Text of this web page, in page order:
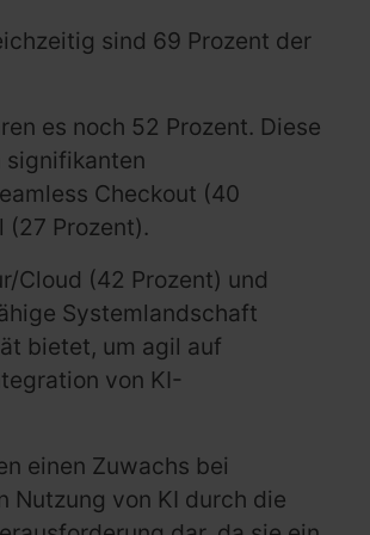
sind 69 Prozent der
es noch 52 Prozent. Diese
signifikanten
Checkout (40
(27 Prozent).
Cloud (42 Prozent) und
Systemlandschaft
bietet, um agil auf
von KI-
einen Zuwachs bei
Nutzung von KI durch die